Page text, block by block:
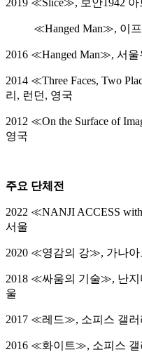
≪Hanged Man≫, 이프
2016 ≪Hanged Man≫, 서울
2014 ≪Three Faces, Two
리, 런던, 영국
2012 ≪On the Surface of
영국
주요 단체전
2022 ≪NANJI ACCESS
서울
2020 ≪영감의 강≫, 가나아
2018 ≪싸움의 기술≫, 난지
울
2017 ≪레드≫, 소피스 갤러
2016 ≪화이트≫, 소피스 갤